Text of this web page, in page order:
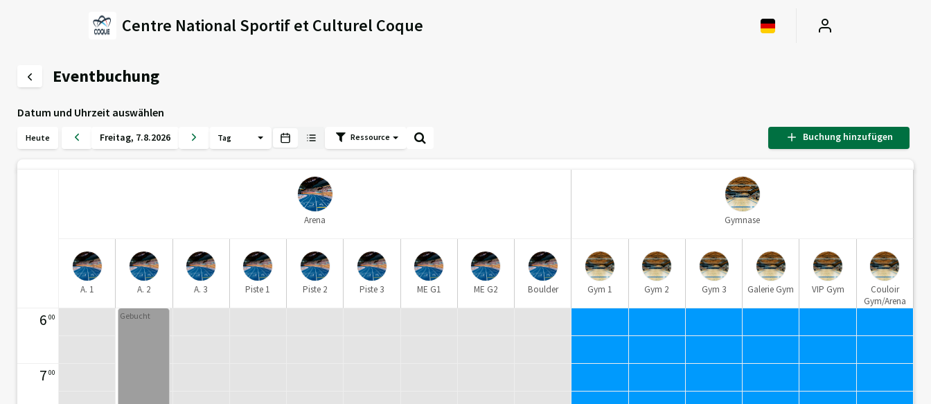
Centre National Sportif et Culturel Coque
Eventbuchung
Datum und Uhrzeit auswählen
Heute Freitag, 7.8.2026 Tag Ressource Buchung hinzufügen
Arena Gymnase
A. 1 A. 2 A. 3 Piste 1 Piste 2 Piste 3 ME G1 ME G2 Boulder Gym 1 Gym 2 Gym 3 Galerie Gym VIP Gym
Couloir
Gym/Arena
6 00
7 00
Gebucht